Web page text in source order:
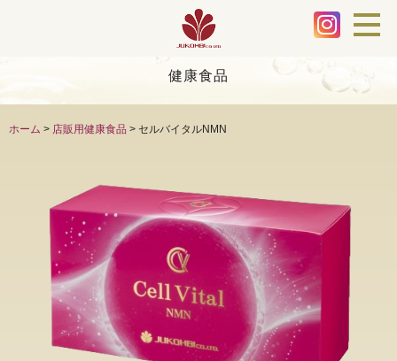
健康食品
ホーム > 店販用健康食品 > セルバイタルNMN